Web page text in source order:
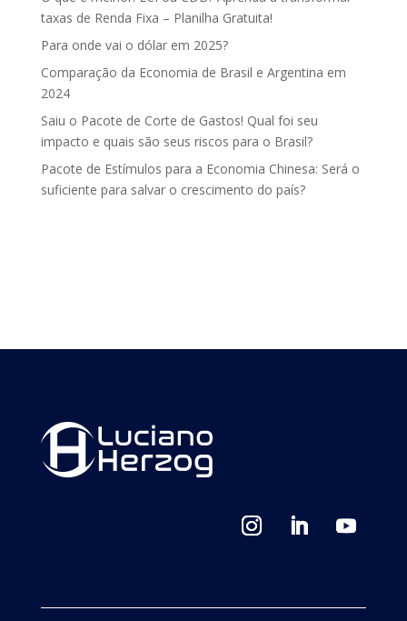
taxas de Renda Fixa – Planilha Gratuita!
Para onde vai o dólar em 2025?
Comparação da Economia de Brasil e Argentina em
2024
Saiu o Pacote de Corte de Gastos! Qual foi seu
impacto e quais são seus riscos para o Brasil?
Pacote de Estímulos para a Economia Chinesa: Será o
suficiente para salvar o crescimento do país?